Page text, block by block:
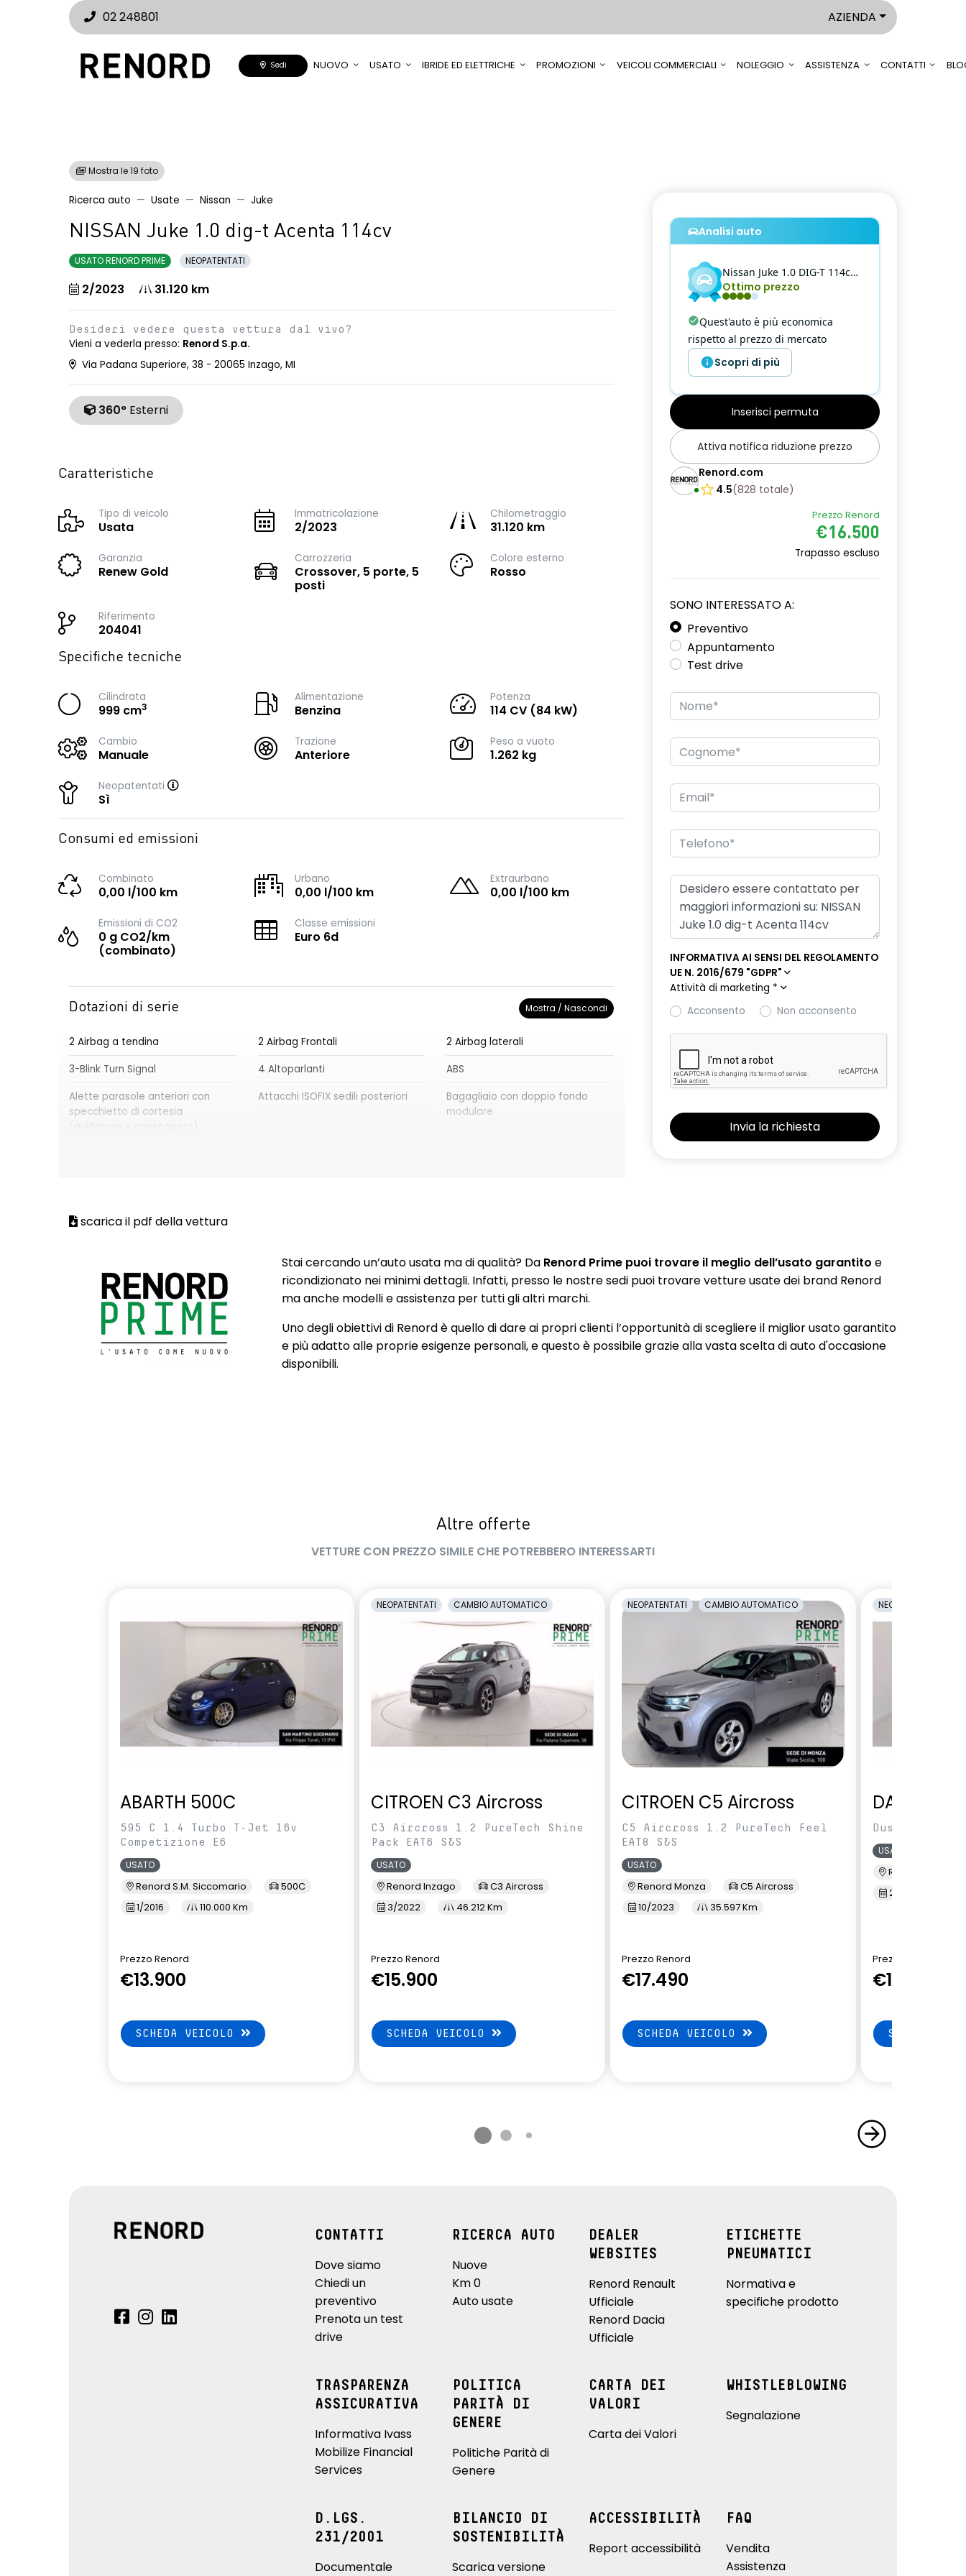
02 248801 AZIENDA
Sedi NUOVO USATO IBRIDE ED ELETTRICHE PROMOZIONI VEICOLI COMMERCIALI NOLEGGIO ASSISTENZA CONTATTI
Mostra le 19 foto
Ricerca auto Usate Nissan Juke
NISSAN Juke 1.0 dig-t Acenta 114cv
USATO RENORD PRIME NEOPATENTATI
2/2023 31.120 km
Desideri vedere questa vettura dal vivo?
Vieni a vederla presso: Renord S.p.a.
Via Padana Superiore, 38 - 20065 Inzago, MI
360° Esterni
Caratteristiche
Tipo di veicolo
Usata
Immatricolazione
2/2023
Chilometraggio
31.120 km
Garanzia
Renew Gold
Carrozzeria
Crossover, 5 porte, 5
posti
Colore esterno
Rosso
Riferimento
204041
Specifiche tecniche
Cilindrata
999 cm3
Alimentazione
Benzina
Potenza
114 CV (84 kW)
Cambio
Manuale
Trazione
Anteriore
Peso a vuoto
1.262 kg
Neopatentati
Sì
Consumi ed emissioni
Combinato
0,00 l/100 km
Urbano
0,00 l/100 km
Extraurbano
0,00 l/100 km
Emissioni di CO2
0 g CO2/km
(combinato)
Classe emissioni
Euro 6d
Dotazioni di serie Mostra / Nascondi
2 Airbag a tendina 2 Airbag Frontali
2 Airbag laterali
3-Blink Turn Signal
4 Altoparlanti
ABS
Alette parasole anteriori con
specchietto di cortesia
(guidatore e passeggero)
Attacchi ISOFIX sedili posteriori
Bagagliaio con doppio fondo
modulare
Controllo Di Trazione
Fari anteriori LED
Fendinebbia posteriori LED
Flexwheels SAKURA da 17"
Hill Start Assist (Sistema di
assistenza alle partenze in salita)
Illuminazione bagagliaio
Intelligent Ride Control
Intelligent Trace Control
Luci "Follow me home"
pressione pneumatici (TPMS)
Sistema di rilevamento
segnaletica stradale
regolabile manualmente con
sicurezza non allacciate (anteriori
Stop Start System
Touchscreen da 8" con Apple
CarPlay e Android Auto e
comandi vocali
Vehicle dynamic control
Vetri elettrici anteriori e posterori
(comando one-touch lato
guidatore)
Volante multifunzione (Audio +
Tel + Cruise Control + Limitatore
scarica il pdf della vettura
Analisi auto
Nissan Juke 1.0 DIG-T 114cv Acenta
Ottimo prezzo
Quest'auto è più economica
rispetto al prezzo di mercato
Scopri di più
Inserisci permuta
Attiva notifica riduzione prezzo
Renord.com
4.5(828 totale)
Prezzo Renord
€16.500
Trapasso escluso
SONO INTERESSATO A:
Preventivo
Appuntamento
Test drive
INFORMATIVA AI SENSI DEL REGOLAMENTO
UE N. 2016/679 "GDPR"
Attività di marketing *
Acconsento
Non acconsento
Stai cercando un’auto usata ma di qualità? DaRenord Prime puoi trovare il meglio dell’usato garantito e
ricondizionato nei minimi dettagli. Infatti, presso le nostre sedi puoi trovare vetture usate dei brand Renord
ma anche modelli e assistenza per tutti gli altri marchi.
Uno degli obiettivi di Renord è quello di dare ai propri clienti l’opportunità di scegliere il miglior usato garantito
e più adatto alle proprie esigenze personali, e questo è possibile grazie alla vasta scelta di auto d'occasione
disponibili.
Altre offerte
VETTURE CON PREZZO SIMILE CHE POTREBBERO INTERESSARTI
ABARTH 500C
595 C 1.4 Turbo T-Jet 16v
Competizione E6
USATO
Renord S.M. Siccomario
500C
1/2016
110.000 Km
Prezzo Renord
€13.900
SCHEDA VEICOLO
NEOPATENTATI CAMBIO AUTOMATICO
CITROEN C3 Aircross
C3 Aircross 1.2 PureTech Shine
Pack EAT6 S&S
USATO
Renord Inzago
C3 Aircross
3/2022
46.212 Km
Prezzo Renord
€15.900
SCHEDA VEICOLO
NEOPATENTATI CAMBIO AUTOMATICO
CITROEN C5 Aircross
C5 Aircross 1.2 PureTech Feel
EAT8 S&S
USATO
Renord Monza
C5 Aircross
10/2023
35.597 Km
Prezzo Renord
€17.490
SCHEDA VEICOLO
NEOPATENTATI
DACIA
Duster 1.0
USATO
Renord S.M.
2/2022
Prezzo Renord
€13.900
SCHEDA
CONTATTI
Dove siamo
Chiedi un
preventivo
Prenota un test
drive
RICERCA AUTO
Nuove
Km 0
Auto usate
DEALER
WEBSITES
Renord Renault
Ufficiale
Renord Dacia
Ufficiale
ETICHETTE
PNEUMATICI
Normativa e
specifiche prodotto
TRASPARENZA
ASSICURATIVA
Informativa Ivass
Mobilize Financial
Services
POLITICA
PARITÀ DI
GENERE
Politiche Parità di
Genere
CARTA DEI
VALORI
Carta dei Valori
WHISTLEBLOWING
Segnalazione
D.LGS.
231/2001
Documentale
BILANCIO DI
SOSTENIBILITÀ
Scarica versione
ACCESSIBILITÀ
Report accessibilità
FAQ
Vendita
Assistenza